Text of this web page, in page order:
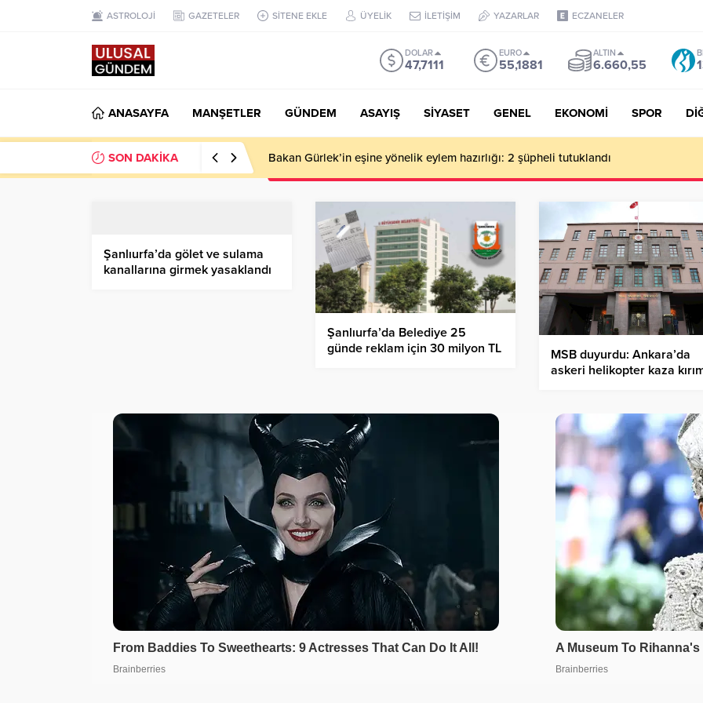
ASTROLOJİ GAZETELER SİTENE EKLE ÜYELİK İLETİŞİM YAZARLAR ECZANELER
DOLAR
47,7111
EURO
55,1881
ALTIN
6.660,55
ANASAYFA MANŞETLER GÜNDEM ASAYIŞ SİYASET GENEL EKONOMİ SPOR
SON DAKİKA Ahbap Derneği’nde milyonluk vurgun iddiası: Haluk Levent ve Ekibine gözaltı
Şanlıurfa’da gölet ve sulama
kanallarına girmek yasaklandı
Şanlıurfa’da Belediye 25
günde reklam için 30 milyon TL
MSB duyurdu: Ankara’da
askeri helikopter kaza